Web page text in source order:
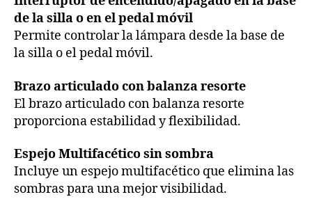
de la silla o en el pedal móvil
Permite controlar la lámpara desde la base de
la silla o el pedal móvil.
Brazo articulado con balanza resorte
El brazo articulado con balanza resorte
proporciona estabilidad y flexibilidad.
Espejo Multifacético sin sombra
Incluye un espejo multifacético que elimina las
sombras para una mejor visibilidad.